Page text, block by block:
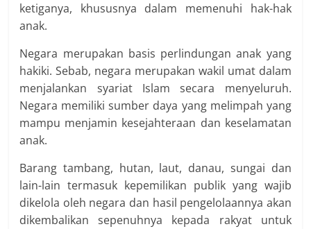
ketiganya, khususnya dalam memenuhi hak-hak
anak.
Negara merupakan basis perlindungan anak yang
hakiki. Sebab, negara merupakan wakil umat dalam
menjalankan syariat Islam secara menyeluruh.
Negara memiliki sumber daya yang melimpah yang
mampu menjamin kesejahteraan dan keselamatan
anak.
Barang tambang, hutan, laut, danau, sungai dan
lain-lain termasuk kepemilikan publik yang wajib
dikelola oleh negara dan hasil pengelolaannya akan
dikembalikan sepenuhnya kepada rakyat untuk